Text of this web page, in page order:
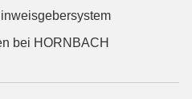
bei HORNBACH